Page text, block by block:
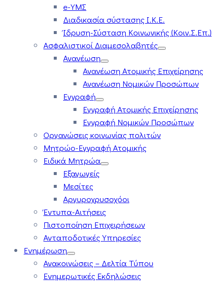
e-ΥΜΣ
Διαδικασία σύστασης Ι.Κ.Ε.
Ίδρυση-Σύσταση Κοινωνικής (Κοιν.Σ.Επ.)
Ασφαλιστικοί Διαμεσολαβητές
Ανανέωση
Ανανέωση Ατομικής Επιχείρησης
Ανανέωση Νομικών Προσώπων
Εγγραφή
Εγγραφή Ατομικής Επιχείρησης
Εγγραφή Νομικών Προσώπων
Οργανώσεις κοινωνίας πολιτών
Μητρώο-Εγγραφή Ατομικής
Ειδικά Μητρώα
Εξαγωγείς
Μεσίτες
Αργυροχρυσοχόοι
Έντυπα-Αιτήσεις
Πιστοποίηση Επιχειρήσεων
Ανταποδοτικές Υπηρεσίες
Ενημέρωση
Ανακοινώσεις – Δελτία Τύπου
Ενημερωτικές Εκδηλώσεις